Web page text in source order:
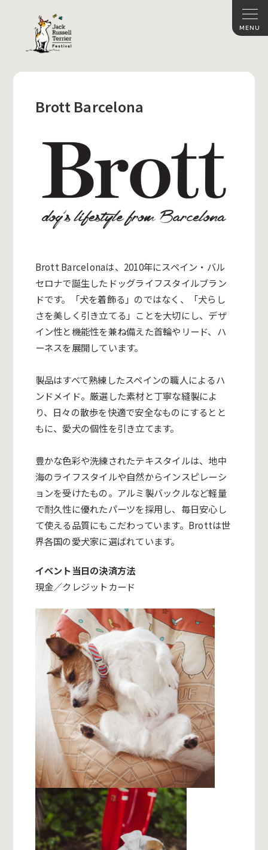
Brott Barcelona
Brott Barcelonaは、2010年にスペイン・バル
セロナで誕生したドッグライフスタイルブラン
ドです。「犬を着飾る」のではなく、「犬らし
さを美しく引き立てる」ことを大切にし、デザ
イン性と機能性を兼ね備えた首輪やリード、ハ
ーネスを展開しています。
製品はすべて熟練したスペインの職人によるハ
ンドメイド。厳選した素材と丁寧な縫製によ
り、日々の散歩を快適で安全なものにするとと
もに、愛犬の個性を引き立てます。
豊かな色彩や洗練されたテキスタイルは、地中
海のライフスタイルや自然からインスピレーシ
ョンを受けたもの。アルミ製バックルなど軽量
で耐久性に優れたパーツを採用し、毎日安心し
て使える品質にもこだわっています。Brottは世
界各国の愛犬家に選ばれています。
イベント当日の決済方法
現金／クレジットカード